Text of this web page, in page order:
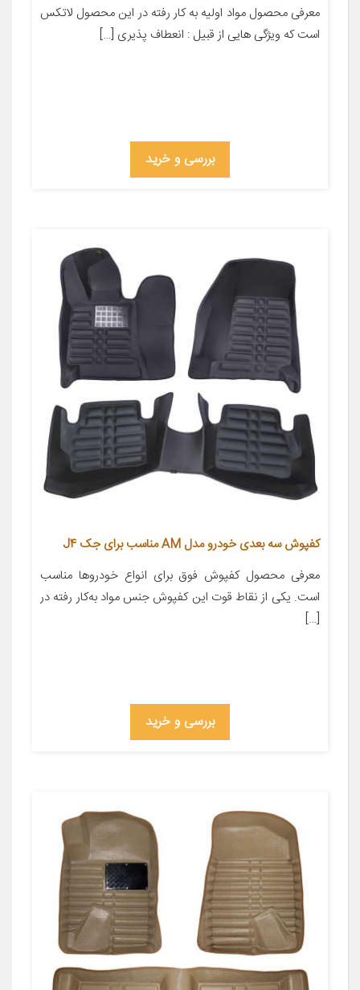
معرفی محصول مواد اولیه به کار رفته در این محصول لاتکس
است که ویژگی هایی از قبیل : انعطاف پذیری […]
بررسی و خرید
کفپوش سه بعدی خودرو مدل AM مناسب برای جک J4
معرفی محصول کفپوش فوق برای انواع خودروها مناسب
است. یکی از نقاط قوت این کفپوش جنس مواد به‌کار رفته در
[…]
بررسی و خرید